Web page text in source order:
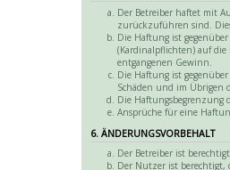
Der Betreiber haftet mit
zurückzuführen sind.
Die Haftung ist
(Kardinalpflichten) auf die
entgangenen Gewinn.
Die Haftung ist
Schäden und im Übrigen
Die Haftungsbegrenzung
Ansprüche für eine
6. ÄNDERUNGSVORBEHALT
Der Betreiber ist
Der Nutzer ist berechtigt,